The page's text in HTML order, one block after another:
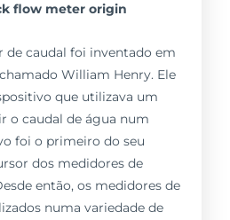
flow meter origin
caudal foi inventado em
William Henry. Ele
que utilizava um
o caudal de água num
foi o primeiro do seu
dos medidores de
então, os medidores de
numa variedade de